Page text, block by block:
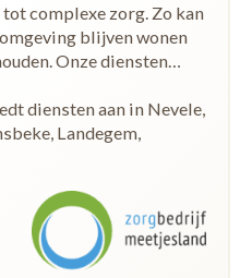
complexe zorg. Zo kan
blijven wonen
Onze diensten…
diensten aan in Nevele,
Landegem,